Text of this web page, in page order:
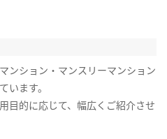
ンション・マンスリーマンション
います。
目的に応じて、幅広くご紹介させ